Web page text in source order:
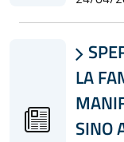

LA
SINO